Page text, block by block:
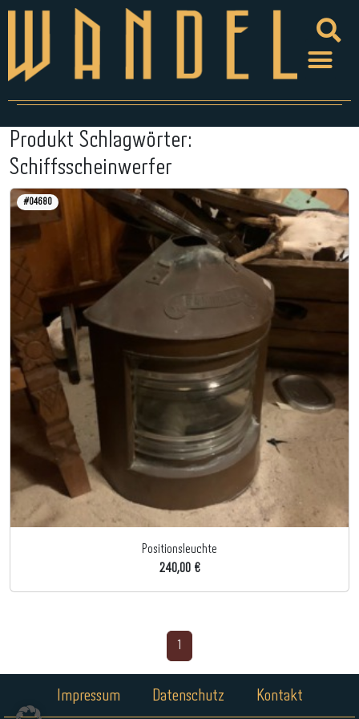
Produkt Schlagwörter:
Schiffsscheinwerfer
#04680
Positionsleuchte
240,00 €
Impressum Datenschutz Kontakt